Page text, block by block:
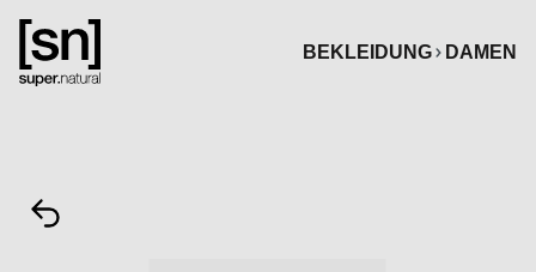
springen
BEKLEIDUNG
DAMEN